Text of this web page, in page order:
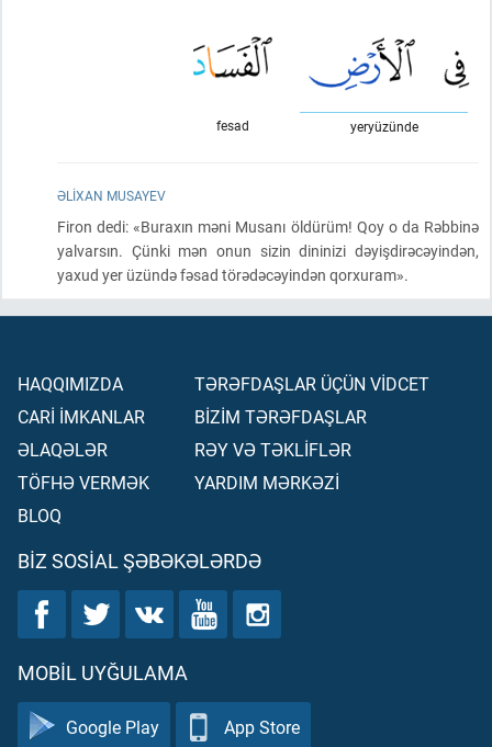
yeryüzünde
fesad
ƏLIXAN MUSAYEV
Firon dedi: «Buraxın məni Musanı öldürüm! Qoy o da Rəbbinə
yalvarsın. Çünki mən onun sizin dininizi dəyişdirəcəyindən,
yaxud yer üzündə fəsad törədəcəyindən qorxuram».
HAQQIMIZDA
CARİ İMKANLAR
ƏLAQƏLƏR
TÖFHƏ VERMƏK
BLOQ
TƏRƏFDAŞLAR ÜÇÜN VİDCET
BİZİM TƏRƏFDAŞLAR
RƏY VƏ TƏKLİFLƏR
YARDIM MƏRKƏZİ
BIZ SOSIAL ŞƏBƏKƏLƏRDƏ
MOBIL UYĞULAMA
Google Play App Store